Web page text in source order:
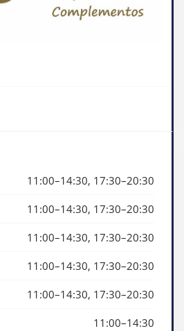
11:00–14:30, 17:30–20:30
11:00–14:30, 17:30–20:30
11:00–14:30, 17:30–20:30
11:00–14:30, 17:30–20:30
11:00–14:30, 17:30–20:30
11:00–14:30